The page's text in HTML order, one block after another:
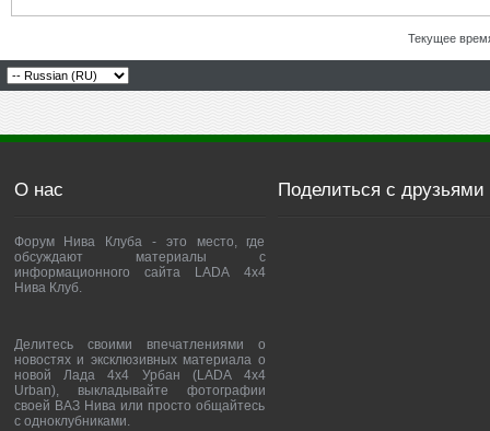
Текущее
О нас
Форум Нива Клуба - это место, где
обсуждают материалы с
информационного сайта LADA 4x4
Нива Клуб.
Делитесь своими впечатлениями о
новостях и эксклюзивных материала о
новой Лада 4х4 Урбан (LADA 4x4
Urban), выкладывайте фотографии
своей ВАЗ Нива или просто общайтесь
с одноклубниками.
Поделиться с друзьями